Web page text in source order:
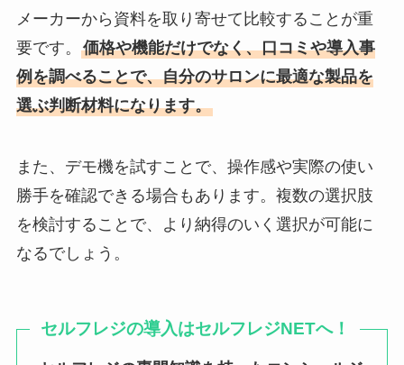
メーカーから資料を取り寄せて比較することが重
要です。 価格や機能だけでなく、口コミや導入事
例を調べることで、自分のサロンに最適な製品を
選ぶ判断材料になります。
また、デモ機を試すことで、操作感や実際の使い
勝手を確認できる場合もあります。複数の選択肢
を検討することで、より納得のいく選択が可能に
なるでしょう。
セルフレジの導入はセルフレジNETへ！